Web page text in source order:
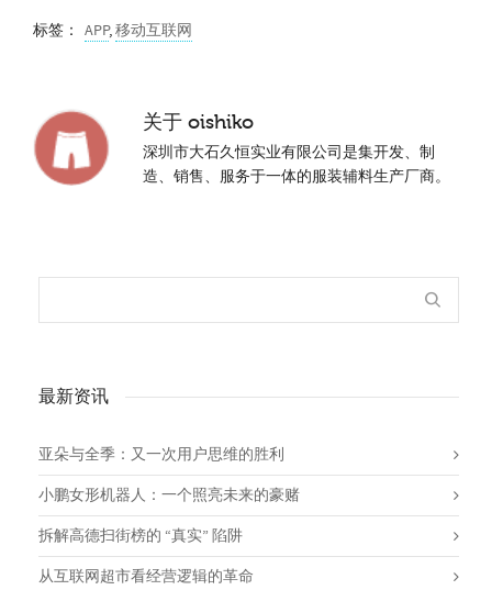
标签： APP,移动互联网
关于 oishiko
深圳市大石久恒实业有限公司是集开发、制
造、销售、服务于一体的服装辅料生产厂商。
最新资讯
亚朵与全季：又一次用户思维的胜利
小鹏女形机器人：一个照亮未来的豪赌
拆解高德扫街榜的 “真实” 陷阱
从互联网超市看经营逻辑的革命